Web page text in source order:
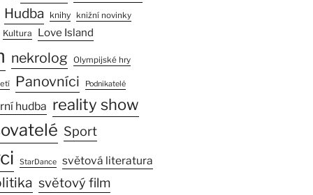
Hudba knihy knižní novinky
Kultura Love Island
nekrolog Olympijské hry
Panovníci Podnikatelé
hudba reality show
Sport
StarDance světová literatura
světový film